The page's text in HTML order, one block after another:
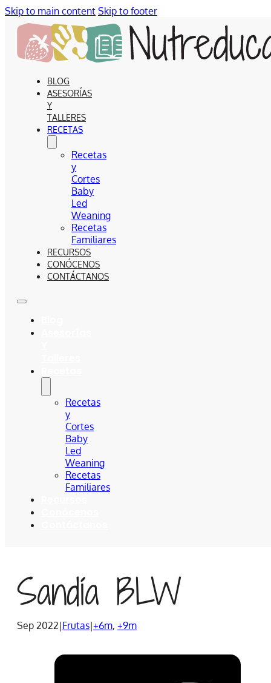
Skip to main content Skip to footer
BLOG
ASESORÍAS
Y
TALLERES
RECETAS
Recetas
y
Cortes
Baby
Led
Weaning
Recetas
Familiares
RECURSOS
CONÓCENOS
CONTÁCTANOS
Recetas
y
Cortes
Baby
Led
Weaning
Recetas
Familiares
Sandía BLW
Sep 2022|Frutas|+6m, +9m